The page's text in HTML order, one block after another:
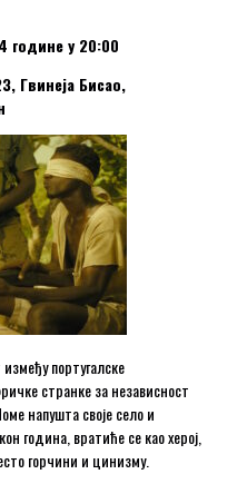
године у 20:00
Гвинеја Бисао,
португалске
странке за независност
напушта своје село и
година, вратиће се као херој,
горчини и цинизму.